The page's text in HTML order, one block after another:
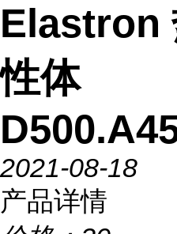
Elastron
性体
2021-08-18
产品详情